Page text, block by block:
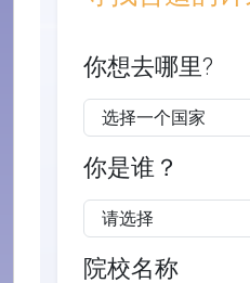
你想去哪里?
你是谁？
院校名称